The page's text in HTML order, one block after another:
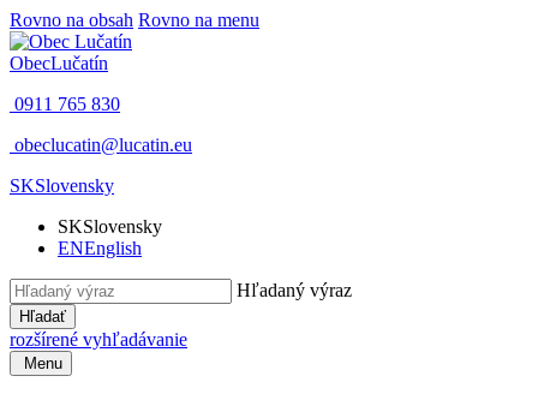
Rovno na obsah Rovno na menu
ObecLučatín
0911 765 830
obeclucatin@lucatin.eu
SKSlovensky
SKSlovensky
ENEnglish
Hľadaný výraz
Hľadať
rozšírené vyhľadávanie
Menu